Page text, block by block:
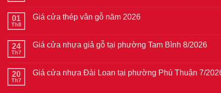
luận
thép
vân
phường
Bình
01
Th8
Giá cửa thép vân gỗ năm 2026
luận
thép
vân
24
Th7
Giá cửa nhựa giả gỗ tại phường Tam Bình 8/2026
luận
20
Th7
Giá cửa nhựa Đài Loan tại phường Phú Thuận 7/